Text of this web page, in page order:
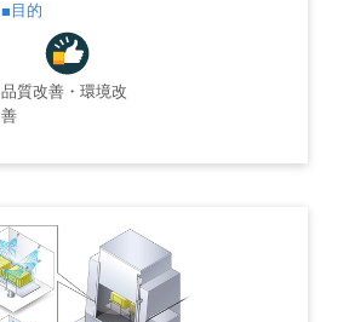
目的
品質改善・環境改
善